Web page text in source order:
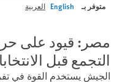
متوفر بـ English العربية
مصر: قيود على
التجمع قبل
الجيش يستخدم القوة في